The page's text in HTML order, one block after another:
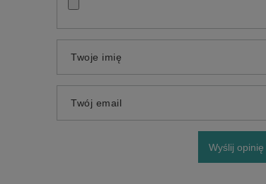
Twoje imię
Twój email
Wyślij opinię